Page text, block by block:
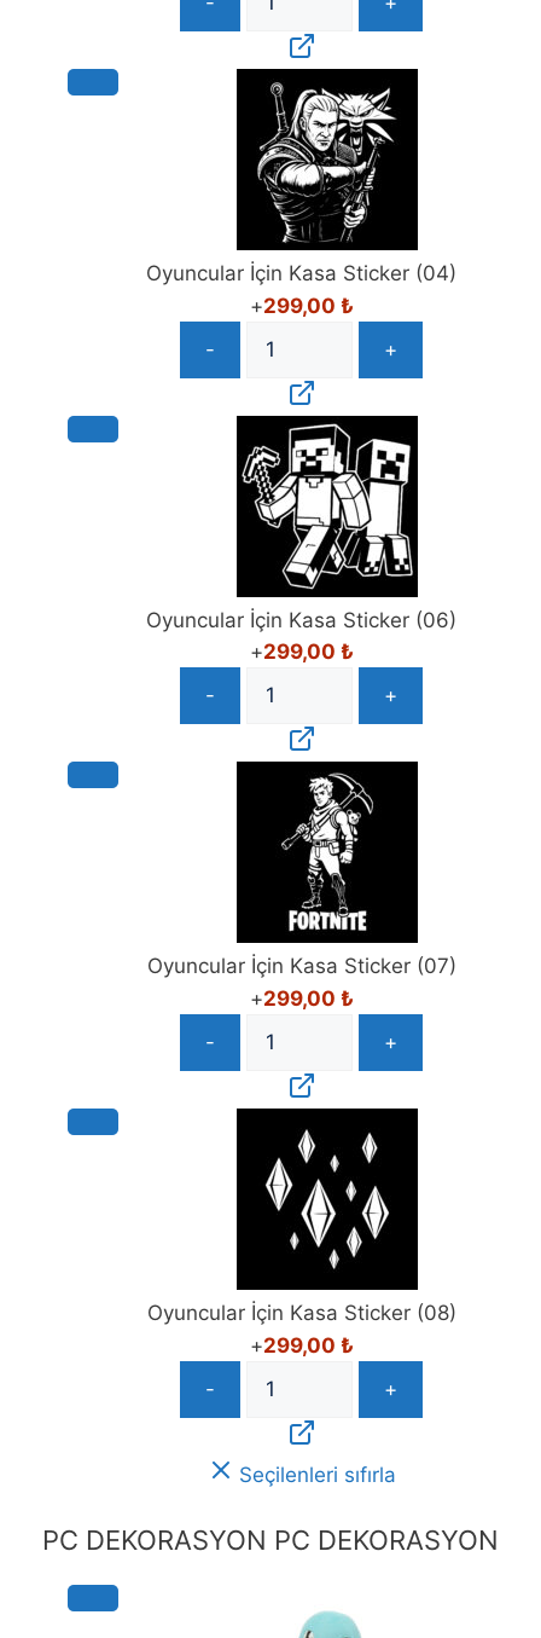
Oyuncular İçin Kasa Sticker (04)
+299,00 ₺
-
+
Oyuncular İçin Kasa Sticker (06)
+299,00 ₺
-
+
Oyuncular İçin Kasa Sticker (07)
+299,00 ₺
-
+
Oyuncular İçin Kasa Sticker (08)
+299,00 ₺
-
+
Seçilenleri sıfırla
PC DEKORASYON PC DEKORASYON